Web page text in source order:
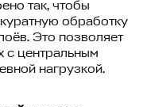
так, чтобы
обработку
Это позволяет
с центральным
нагрузкой.